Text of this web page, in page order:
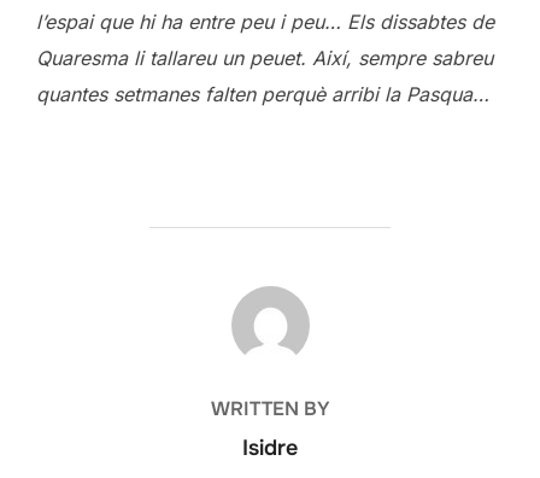
l’espai que hi ha entre peu i peu… Els dissabtes de
Quaresma li tallareu un peuet. Així, sempre sabreu
quantes setmanes falten perquè arribi la Pasqua…
POST AUTHOR
WRITTEN BY
Isidre